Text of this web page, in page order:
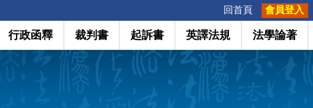
回首頁 會員登入
行政函釋 裁判書 起訴書 英譯法規 法學論著